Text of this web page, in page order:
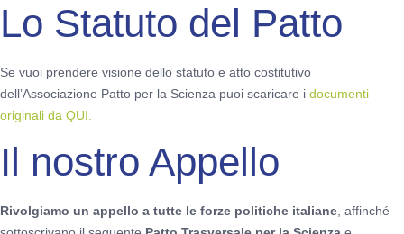
Lo Statuto del Patto
Se vuoi prendere visione dello statuto e atto costitutivo
dell’Associazione Patto per la Scienza puoi scaricare i documenti
originali da QUI.
Il nostro Appello
Rivolgiamo un appello a tutte le forze politiche italiane, affinché